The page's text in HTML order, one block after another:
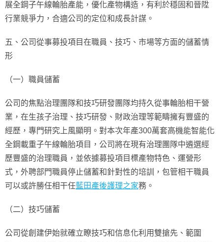
展全鋼子午線輪胎產能，優化產物構造，有利於穩固和晉陞
行業競爭力，合適公司的定位和成長計謀。
五、公司從事募投項目在職員、技巧、市場等方面的儲蓄情
形
（一）職員儲蓄
公司的焦點治理團隊和技巧研發團隊均持久從事輪胎相干營
業，在生孩子治理、技巧研發、財政治理等範疇擁有豐盛的
經歷，專門研究上風顯明。對本次年產300萬套高機能智能化
全鋼載重子午線輪胎項目，公司將在現有治理團隊中遴選經
歷豐盛的治理職員，並依據募投項目標產物特色、運營形
式，外聘部門職員停止儲蓄和針對性的培訓，包管相干職員
可以或許勝任相干任藍田產後護理之家務。
（二）技巧儲蓄
公司從創建伊始就確立瞭技巧和信息化利用雙搶先、範圍